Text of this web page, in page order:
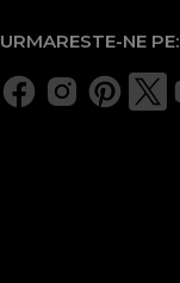
URMARESTE-NE PE: